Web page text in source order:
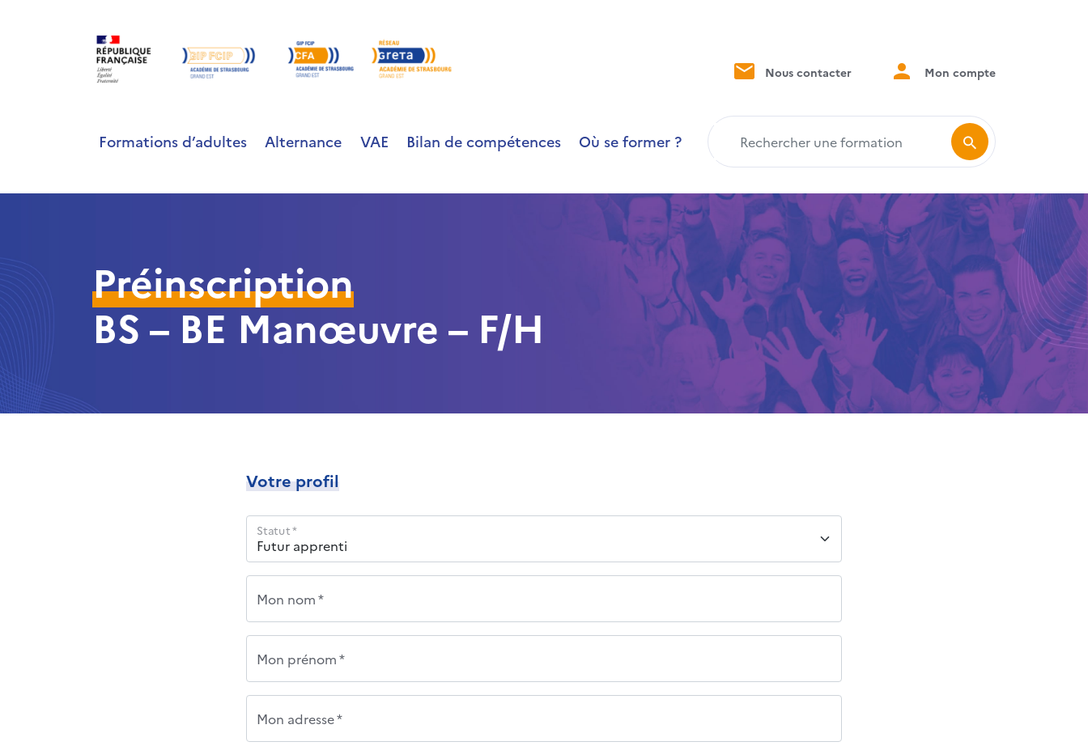
Nous contacter Mon compte
Formations d’adultes Alternance VAE Bilan de compétences Où se former ?
Préinscription
BS – BE Manœuvre – F/H
Votre profil
Statut *
Mon nom *
Mon prénom *
Mon adresse *